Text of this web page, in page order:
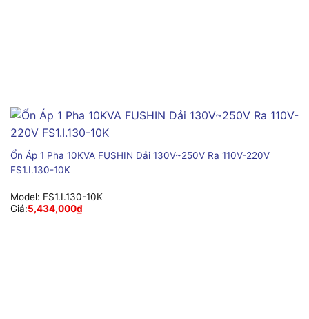
Ổn Áp 1 Pha 10KVA FUSHIN Dải 130V~250V Ra 110V-220V
FS1.I.130-10K
Model: FS1.I.130-10K
Giá:5,434,000₫